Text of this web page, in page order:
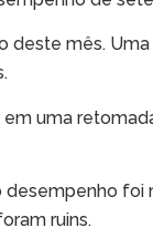
mês.
uma
foi
ruins.